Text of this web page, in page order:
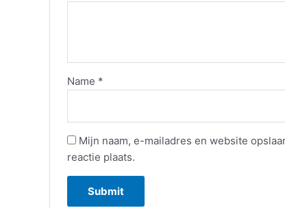
Name *
Mijn naam, e-mailadres en website
reactie plaats.